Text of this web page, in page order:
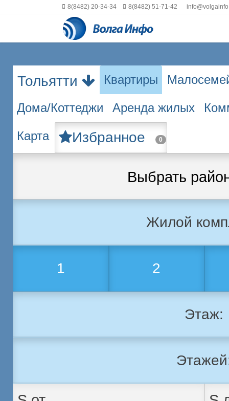
8(8482) 20-34-34 8(8482) 51-71-42
Тольятти Квартиры
Дома/Коттеджи Аренда жилых
Карта Избранное 0
Выбрать
Жилой
1 2
Этаж: